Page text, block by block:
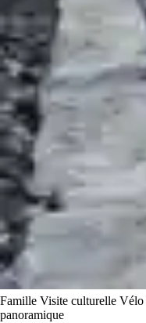
Famille Visite culturelle Vélo
panoramique